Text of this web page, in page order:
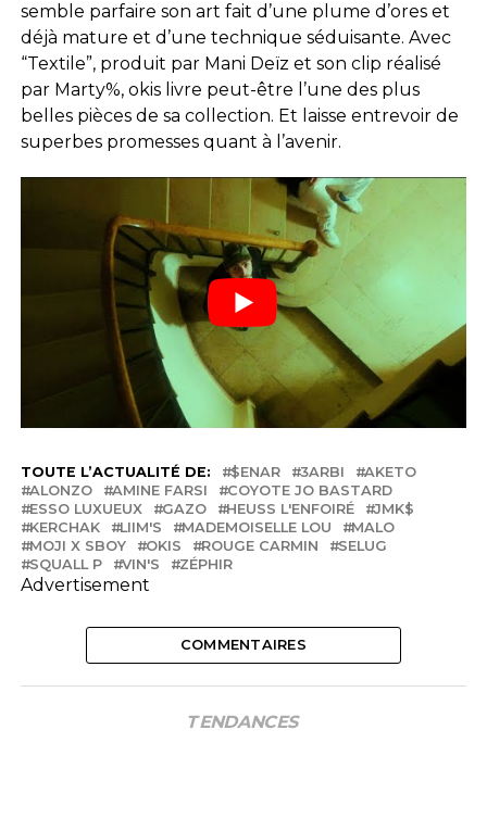
semble parfaire son art fait d’une plume d’ores et
déjà mature et d’une technique séduisante. Avec
“Textile”, produit par Mani Deïz et son clip réalisé
par Marty%, okis livre peut-être l’une des plus
belles pièces de sa collection. Et laisse entrevoir de
superbes promesses quant à l’avenir.
TOUTE L’ACTUALITÉ DE: $ENAR 3ARBI
AKETO
ALONZO
AMINE FARSI
COYOTE JO BASTARD
ESSO LUXUEUX
GAZO HEUSS L'ENFOIRÉ
JMK$
KERCHAK
LIIM'S MADEMOISELLE LOU
MALO
MOJI X SBOY
OKIS ROUGE CARMIN
SELUG
SQUALL P
VIN'S ZÉPHIR
Advertisement
COMMENTAIRES
TENDANCES